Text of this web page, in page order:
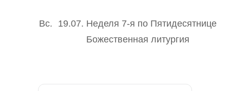
Вс. 19.07. Неделя 7-я по Пятидесятнице
Божественная литургия